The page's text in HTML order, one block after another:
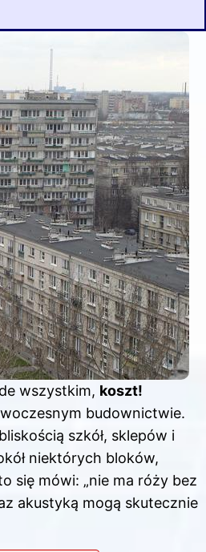
wszystkim, koszt!
budownictwie.
szkół, sklepów i
niektórych bloków,
się mówi: „nie ma róży bez
akustyką mogą skutecznie